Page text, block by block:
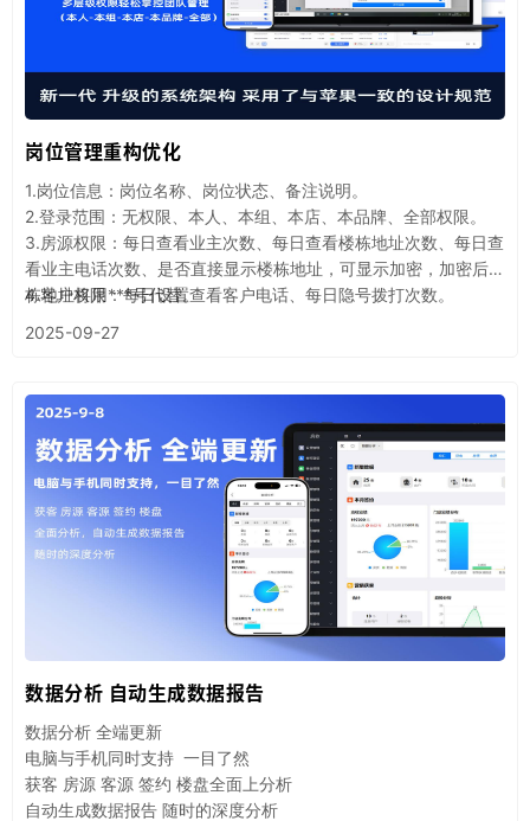
岗位管理重构优化
1.岗位信息：岗位名称、岗位状态、备注说明。
2.登录范围：无权限、本人、本组、本店、本品牌、全部权限。
3.房源权限：每日查看业主次数、每日查看楼栋地址次数、每日查
看业主电话次数、是否直接显示楼栋地址，可显示加密，加密后楼
栋地址将用***号代替。
4.客户权限：每日设置查看客户电话、每日隐号拨打次数。
2025-09-27
数据分析 自动生成数据报告
数据分析 全端更新
电脑与手机同时支持 一目了然
获客 房源 客源 签约 楼盘全面上分析
自动生成数据报告 随时的深度分析